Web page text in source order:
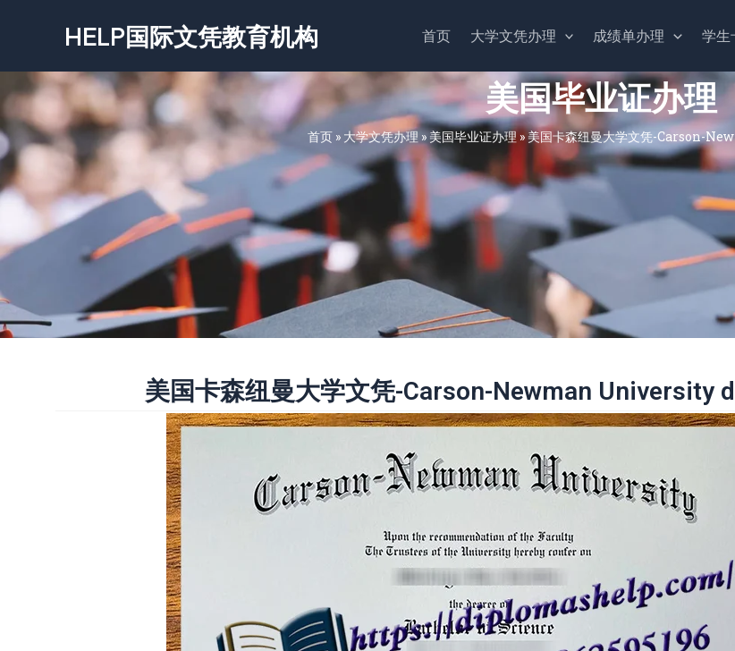
容
HELP国际文凭教育机构 首页 大学文凭办理 成绩单办理 学生
美国毕业证办理
首页» 大学文凭办理 »美国毕业证办理»美国卡森纽曼大学文凭-Carson-
美国卡森纽曼大学文凭-Carson-Newman University